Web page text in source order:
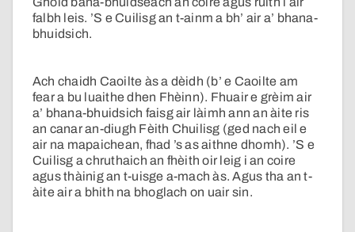
falbh leis. ’S e Cuilisg an t-ainm a bh’ air a’ bhana-
bhuidsich.
Ach chaidh Caoilte às a dèidh (b’ e Caoilte am
fear a bu luaithe dhen Fhèinn). Fhuair e grèim air
a’ bhana-bhuidsich faisg air làimh ann an àite ris
an canar an-diugh Fèith Chuilisg (ged nach eil e
air na mapaichean, fhad ’s as aithne dhomh). ’S e
Cuilisg a chruthaich an fhèith oir leig i an coire
agus thàinig an t-uisge a-mach às. Agus tha an t-
àite air a bhith na bhoglach on uair sin.